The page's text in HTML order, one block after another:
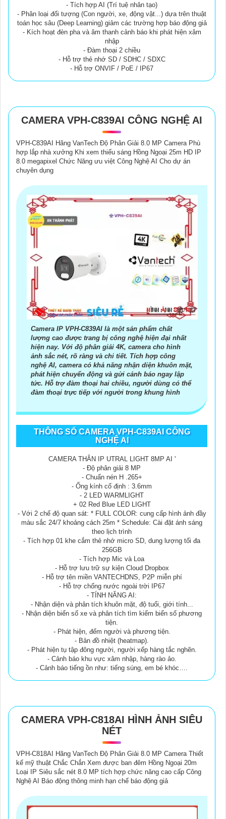
- Tích hợp AI (Trí tuệ nhân tạo)
- Phân loại đối tượng (Con người, xe, động vật...) dựa trên thuật
toán học sâu (Deep Learning) giảm các trường hợp báo động giả
- Kích hoạt đèn pha và âm thanh cảnh báo khi phát hiện xâm
nhập
- Đàm thoại 2 chiều
- Hỗ trợ thẻ nhớ SD / SDHC / SDXC
- Hỗ trợ ONVIF / PoE / IP67
CAMERA VPH-C839AI CÔNG NGHỆ AI
VPH-C839AI Hãng VanTech Độ Phân Giải 8.0 MP Camera Phù
hợp lắp nhà xưởng Khi xem thiếu sáng Hồng Ngoại 25m HD IP
8.0 megapixel Chức Năng ưu việt Công Nghệ AI Cho dự án
chuyên dụng
Camera IP VPH-C839AI là một sản phẩm chất
lượng cao được trang bị công nghệ hiện đại nhất
hiện nay. Với độ phân giải 4K, camera cho hình
ảnh sắc nét, rõ ràng và chi tiết. Tích hợp công
nghệ AI, camera có khả năng nhận diện khuôn mặt,
phát hiện chuyển động và gửi cảnh báo ngay lập
tức. Hỗ trợ đàm thoại hai chiều, người dùng có thể
đàm thoại trực tiếp với người trong khung hình
THÔNG SỐ CAMERA VPH-C839AI CÔNG
NGHỆ AI
CAMERA THÂN IP UTRAL LIGHT 8MP AI '
- Độ phân giải 8 MP
- Chuẩn nén H .265+
- Ống kính cố định : 3.6mm
- 2 LED WARMLIGHT
+ 02 Red Blue LED LIGHT
- Với 2 chế độ quan sát: * FULL COLOR: cung cấp hình ảnh đầy
màu sắc 24/7 khoảng cách 25m * Schedule: Cài đặt ánh sáng
theo lịch trình
- Tích hợp 01 khe cắm thẻ nhớ micro SD, dung lượng tối đa
256GB
- Tích hợp Mic và Loa
- Hỗ trợ lưu trữ sự kiện Cloud Dropbox
- Hỗ trợ tên miền VANTECHDNS, P2P miễn phí
- Hỗ trợ chống nước ngoài trời IP67
- TÍNH NĂNG AI:
- Nhận diện và phân tích khuôn mặt, độ tuổi, giới tính...
- Nhận diện biển số xe và phân tích tìm kiếm biển số phương
tiện.
- Phát hiện, đếm người và phương tiện.
- Bản đồ nhiệt (heatmap).
- Phát hiện tụ tập đông người, người xếp hàng tắc nghẽn.
- Cảnh báo khu vực xâm nhập, hàng rào ảo.
- Cảnh báo tiếng ồn như: tiếng súng, em bé khóc….
CAMERA VPH-C818AI HÌNH ẢNH SIÊU
NÉT
VPH-C818AI Hãng VanTech Độ Phân Giải 8.0 MP Camera Thiết
kế mỹ thuật Chắc Chắn Xem được ban đêm Hồng Ngoại 20m
Loại IP Siêu sắc nét 8.0 MP tích hợp chức năng cao cấp Công
Nghệ AI Báo động thông minh hạn chế báo động giả